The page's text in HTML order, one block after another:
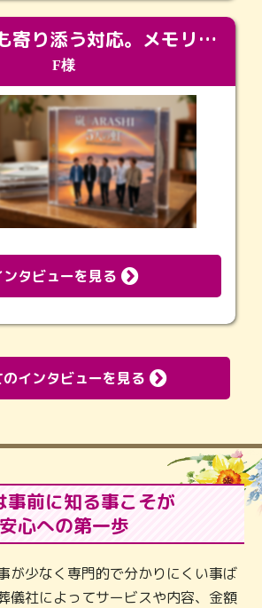
急な依頼にも寄り添う対応。メモリアルコーナーで振り返る大切な日々
F様
ンタビューを見る
インタビューを見る
事前に知る事こそが
安心への第一歩
が少なく専門的で分かりにくい事ば
儀社によってサービスや内容、金額